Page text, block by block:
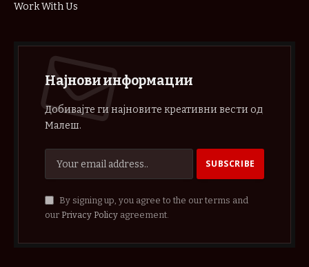
Work With Us
Најнови информации
Добивајте ги најновите креативни вести од
Малеш.
By signing up, you agree to the our terms and
our Privacy Policyagreement.